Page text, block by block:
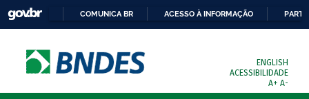
COMUNICA BR ACESSO À INFORMAÇÃO
ENGLISH
ACESSIBILIDADE
A+ A-